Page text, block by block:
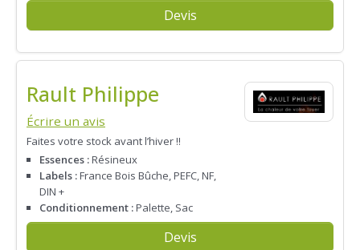
Devis
Rault Philippe
Écrire un avis
Faites votre stock avant l’hiver !!
Essences :Résineux
Labels :France Bois Bûche, PEFC, NF,
DIN +
Conditionnement :Palette, Sac
Devis